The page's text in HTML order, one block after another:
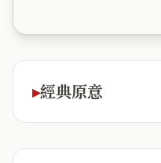
經典原意